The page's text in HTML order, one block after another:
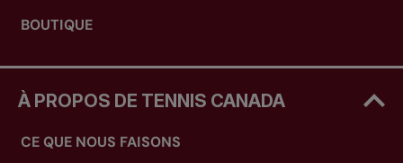
BOUTIQUE
À PROPOS DE TENNIS CANADA
CE QUE NOUS FAISONS